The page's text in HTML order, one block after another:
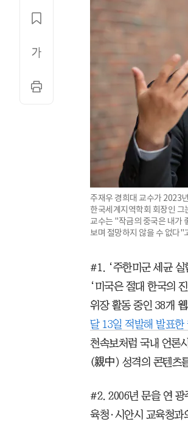
주재우 경희대 교수가 2023
한국세계지역학회 회장인 그
교수는 "작금의 중국은 내가
보며 절망하지 않을 수 없다"
#1. ‘주한미군 세균 실
‘미국은 절대 한국의
위장 활동 중인 38개
달 13일 적발해 발표한
천속보처럼 국내 언론
(親中) 성격의 콘텐츠
#2. 2006년 문을 연 광
육청·시안시 교육청과